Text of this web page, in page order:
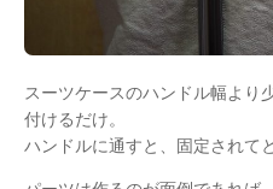
スーツケースのハンドル幅より
付けるだけ。
ハンドルに通すと、固定されて